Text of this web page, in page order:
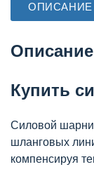
ОПИСАНИЕ
Описание
Купить
Силовой
шланговых
компенсируя